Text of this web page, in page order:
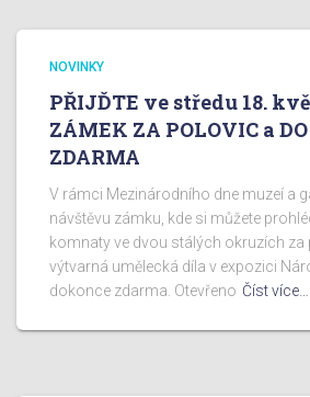
NOVINKY
PŘIJĎTE ve středu 18.
ZÁMEK ZA POLOVIC a
ZDARMA
V rámci Mezinárodního dne muzeí a
návštěvu zámku, kde si můžete
komnaty ve dvou stálých okruzích za
výtvarná umělecká díla v expozici
dokonce zdarma. Otevřeno Číst více…